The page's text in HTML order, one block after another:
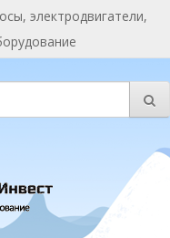
электродвигатели,